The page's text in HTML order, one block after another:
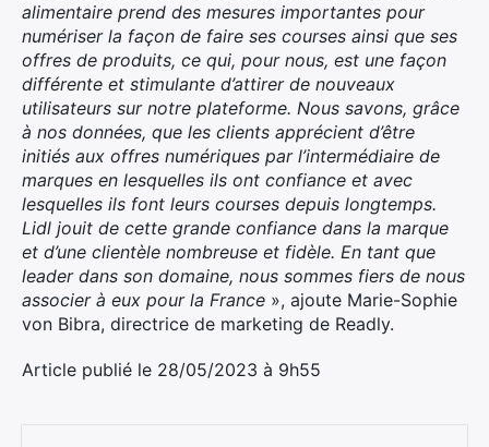
alimentaire prend des mesures importantes pour
numériser la façon de faire ses courses ainsi que ses
offres de produits, ce qui, pour nous, est une façon
différente et stimulante d’attirer de nouveaux
utilisateurs sur notre plateforme. Nous savons, grâce
à nos données, que les clients apprécient d’être
initiés aux offres numériques par l’intermédiaire de
marques en lesquelles ils ont confiance et avec
lesquelles ils font leurs courses depuis longtemps.
Lidl jouit de cette grande confiance dans la marque
et d’une clientèle nombreuse et fidèle. En tant que
leader dans son domaine, nous sommes fiers de nous
associer à eux pour la France », ajoute Marie-Sophie
von Bibra, directrice de marketing de Readly.
Article publié le 28/05/2023 à 9h55